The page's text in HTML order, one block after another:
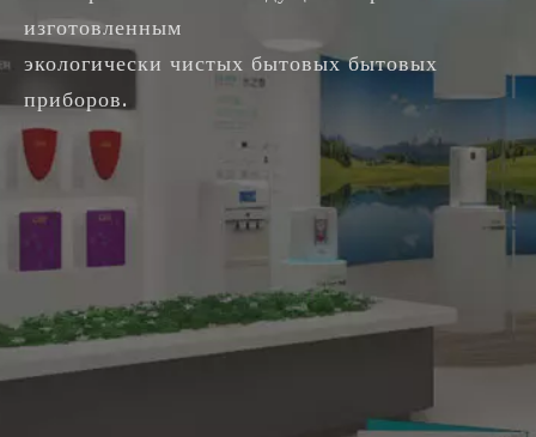
изготовленным
экологически чистых бытовых бытовых
приборов.